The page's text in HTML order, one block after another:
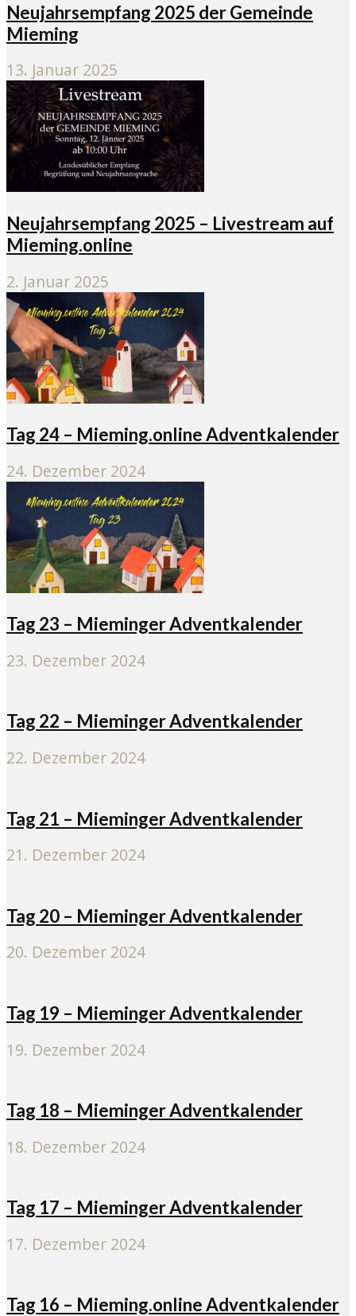
Neujahrsempfang 2025 der Gemeinde
Mieming
13. Januar 2025
Neujahrsempfang 2025 – Livestream auf
Mieming.online
2. Januar 2025
Tag 24 – Mieming.online Adventkalender
24. Dezember 2024
Tag 23 – Mieminger Adventkalender
23. Dezember 2024
Tag 22 – Mieminger Adventkalender
22. Dezember 2024
Tag 21 – Mieminger Adventkalender
21. Dezember 2024
Tag 20 – Mieminger Adventkalender
20. Dezember 2024
Tag 19 – Mieminger Adventkalender
19. Dezember 2024
Tag 18 – Mieminger Adventkalender
18. Dezember 2024
Tag 17 – Mieminger Adventkalender
17. Dezember 2024
Tag 16 – Mieming.online Adventkalender